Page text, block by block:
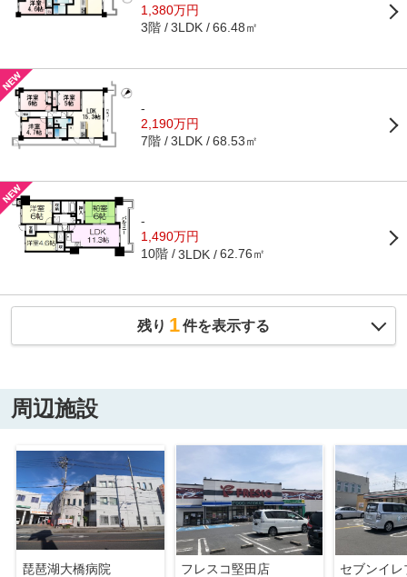
1,380万円
3階 3LDK 66.48㎡
-
2,190万円
7階 3LDK 68.53㎡
-
1,490万円
10階 3LDK 62.76㎡
残り 1件を表示する
周辺施設
琵琶湖大橋病院
フレスコ堅田店